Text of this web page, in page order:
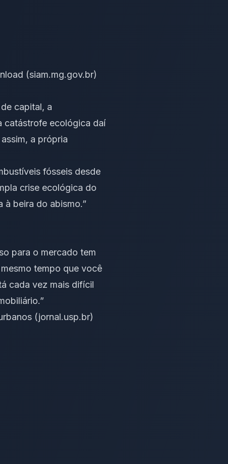
(siam.mg.gov.br)
capital, a
catástrofe ecológica daí
a própria
fósseis desde
crise ecológica do
à beira do abismo.”
para o mercado tem
tempo que você
cada vez mais difícil
(jornal.usp.br)